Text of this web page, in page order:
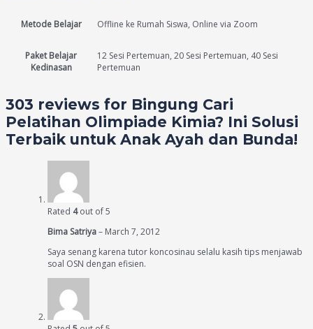
Metode Belajar Offline ke Rumah Siswa, Online via Zoom
Paket Belajar
Kedinasan
12 Sesi Pertemuan, 20 Sesi Pertemuan, 40 Sesi
Pertemuan
303 reviews for Bingung Cari
Pelatihan Olimpiade Kimia? Ini Solusi
Terbaik untuk Anak Ayah dan Bunda!
Rated 4out of 5
Bima Satriya– March 7, 2012
Saya senang karena tutor koncosinau selalu kasih tips menjawab
soal OSN dengan efisien.